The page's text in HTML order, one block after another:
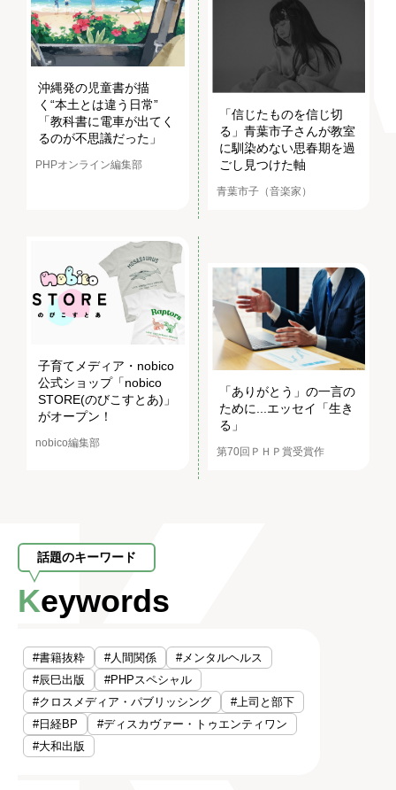
沖縄発の児童書が描
く“本土とは違う日常”
「教科書に電車が出てく
るのが不思議だった」
PHPオンライン編集部
「信じたものを信じ切
る」青葉市子さんが教室
に馴染めない思春期を過
ごし見つけた軸
青葉市子（音楽家）
子育てメディア・nobico
公式ショップ「nobico
STORE(のびこすとあ)」
がオープン！
nobico編集部
「ありがとう」の一言の
ために...エッセイ「生き
る」
第70回ＰＨＰ賞受賞作
話題のキーワード
Keywords
#書籍抜粋 #人間関係
#メンタルヘルス
#辰巳出版
#PHPスペシャル
#クロスメディア・パブリッシング
#上司と部下
#日経BP
#ディスカヴァー・トゥエンティワン
#大和出版